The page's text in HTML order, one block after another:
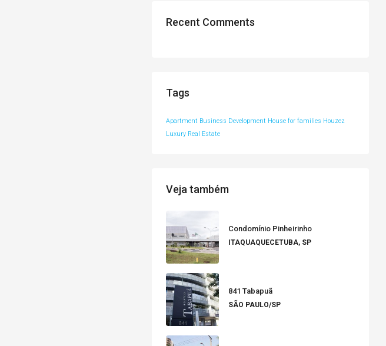
Recent Comments
Tags
Apartment Business Development House for families Houzez
Luxury Real Estate
Veja também
Condomínio Pinheirinho
ITAQUAQUECETUBA, SP
841 Tabapuã
SÃO PAULO/SP